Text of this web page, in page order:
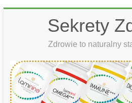
Sekrety
Zdrowie to naturalny